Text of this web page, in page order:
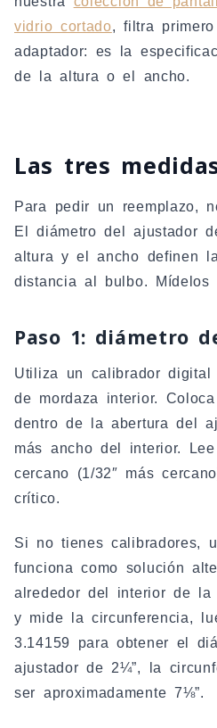
vidrio cortado, filtra
adaptador: es la
de la altura o el ancho.
Las tres
Para pedir un reemplazo,
El diámetro del ajustador
altura y el ancho definen
distancia al bulbo. Mídelos
Paso 1: diámetro
Utiliza un calibrador digital
de mordaza interior.
dentro de la abertura del
más ancho del interior.
cercano (1/32″ más
crítico.
Si no tienes calibradores,
funciona como solución
alrededor del interior de la
y mide la circunferencia,
3.14159 para obtener el
ajustador de 2¼”, la
ser aproximadamente 7⅛”.